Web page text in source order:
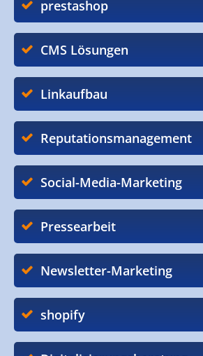
prestashop
CMS Lösungen
Linkaufbau
Reputationsmanagement
Social-Media-Marketing
Pressearbeit
Newsletter-Marketing
shopify